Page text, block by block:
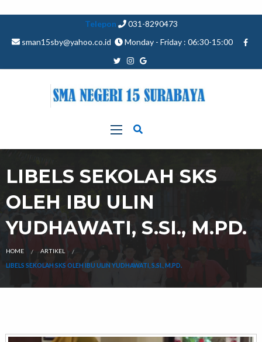
Telepon
031-8290473
sman15sby@yahoo.co.id
Monday - Friday : 06:30-15:00
LIBELS SEKOLAH SKS
OLEH IBU ULIN
YUDHAWATI, S.SI., M.PD.
HOME ARTIKEL
LIBELS SEKOLAH SKS OLEH IBU ULIN YUDHAWATI, S.SI., M.PD.